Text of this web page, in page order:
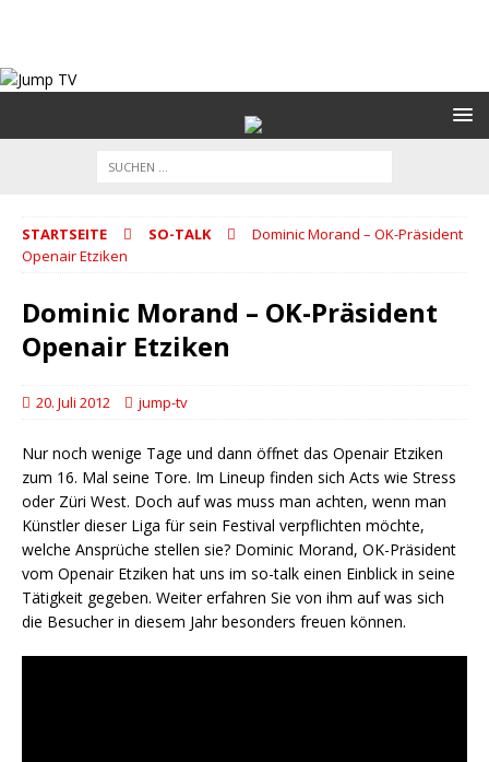
STARTSEITE SO-TALK
Dominic Morand – OK-Präsident
Openair Etziken
Dominic Morand – OK-Präsident
Openair Etziken
20. Juli 2012 jump-tv
Nur noch wenige Tage und dann öffnet das Openair Etziken
zum 16. Mal seine Tore. Im Lineup finden sich Acts wie Stress
oder Züri West. Doch auf was muss man achten, wenn man
Künstler dieser Liga für sein Festival verpflichten möchte,
welche Ansprüche stellen sie? Dominic Morand, OK-Präsident
vom Openair Etziken hat uns im so-talk einen Einblick in seine
Tätigkeit gegeben. Weiter erfahren Sie von ihm auf was sich
die Besucher in diesem Jahr besonders freuen können.